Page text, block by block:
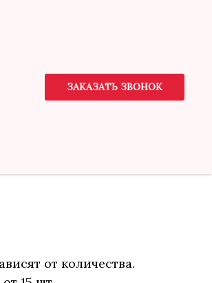
ЗАКАЗАТЬ ЗВОНОК
от количества.